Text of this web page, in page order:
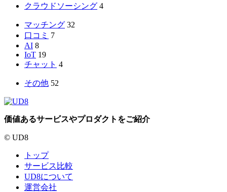
クラウドソーシング 4
マッチング 32
口コミ 7
AI 8
IoT 19
チャット 4
その他 52
価値あるサービスやプロダクトをご紹介
© UD8
トップ
サービス比較
UD8について
運営会社